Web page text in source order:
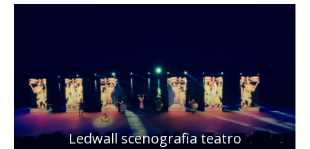
Ledwall scenografia teatro